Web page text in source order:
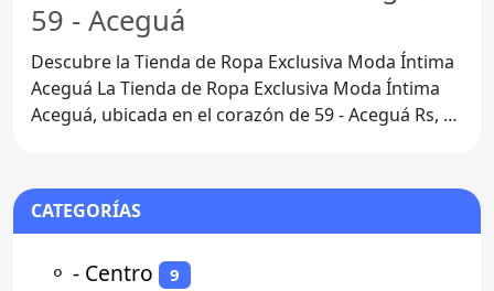
59 - Aceguá
Descubre la Tienda de Ropa Exclusiva Moda Íntima
Aceguá La Tienda de Ropa Exclusiva Moda Íntima
Aceguá, ubicada en el corazón de 59 - Aceguá Rs, se
CATEGORÍAS
⚬ - Centro 9